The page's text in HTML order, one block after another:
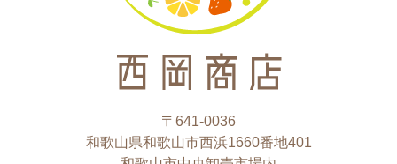
〒641-0036
和歌山県和歌山市西浜1660番地401